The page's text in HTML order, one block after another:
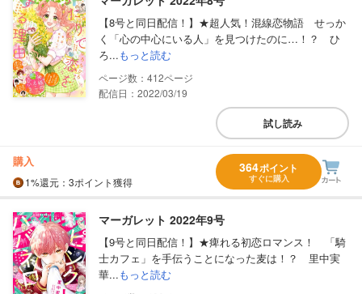
【8号と同日配信！】★超人気！混線恋物語 せっか
く「心の中心にいる人」を見つけたのに…！？ ひ
ろ...もっと読む
412
配信日：2022/03/19
試し読み
購入
1%還元 ：3ポイント獲得
364ポイント
すぐに購入
マーガレット 2022年9号
【9号と同日配信！】★痺れる初恋ロマンス！ 「騎
士カフェ」を手伝うことになった麦は！？ 里中実
華...もっと読む